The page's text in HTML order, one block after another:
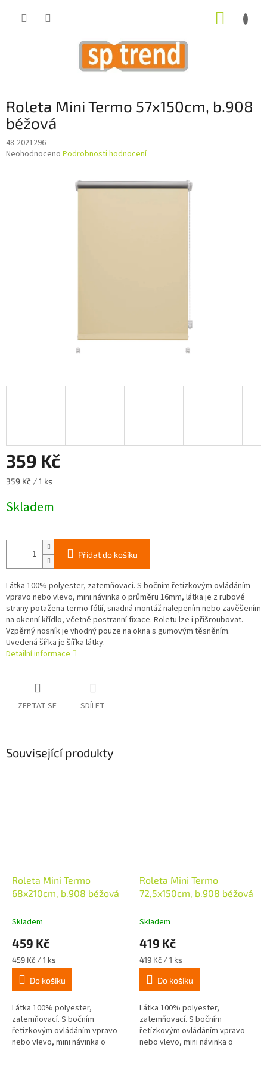
Roleta Mini Termo 57x150cm, b.908
béžová
48-2021296
Průměrné
Neohodnoceno Podrobnosti hodnocení
359 Kč
Měrná
359 Kč / 1 ks
Skladem
Přidat do košíku
Látka 100% polyester, zatemňovací. S bočním řetízkovým ovládáním
vpravo nebo vlevo, mini návinka o průměru 16mm, látka je z rubové
strany potažena termo fólií, snadná montáž nalepením nebo zavěšením
na okenní křídlo, včetně postranní fixace. Roletu lze i přišroubovat.
Vzpěrný nosník je vhodný pouze na okna s gumovým těsněním.
Uvedená šířka je šířka látky.
Detailní informace
ZEPTAT SE SDÍLET
Související produkty
Roleta Mini Termo
68x210cm, b.908 béžová
Skladem
459 Kč
Měrná
cena:
459 Kč / 1 ks
Do košíku
Látka 100% polyester,
zatemňovací. S bočním
řetízkovým ovládáním vpravo
nebo vlevo, mini návinka o
Roleta Mini Termo
72,5x150cm, b.908 béžová
Skladem
419 Kč
Měrná
cena:
419 Kč / 1 ks
Do košíku
Látka 100% polyester,
zatemňovací. S bočním
řetízkovým ovládáním vpravo
nebo vlevo, mini návinka o